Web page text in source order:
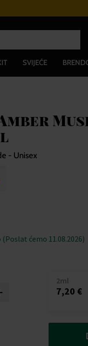
SVIJEĆE
- Unisex
(Poslat ćemo 11.08.2026)
2ml
7,20 €